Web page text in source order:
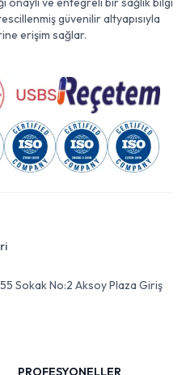
güvenilir altyapısıyla
erişim sağlar.
Sokak No:2 Aksoy Plaza Giriş
PROFESYONELLER